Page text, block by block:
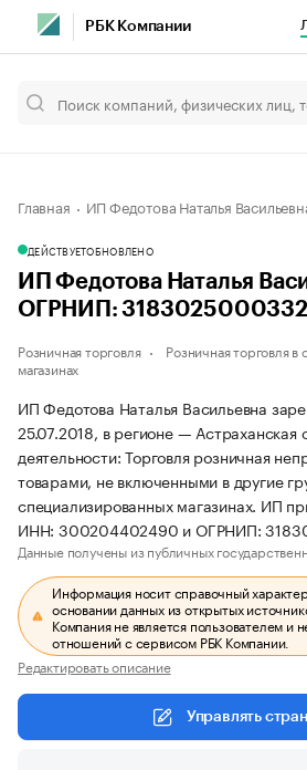
РБК Компании
Главная ИП Федотова Наталья
ДЕЙСТВУЕТОБНОВЛЕНО
ИП Федотова Наталья
ОГРНИП:
Розничная торговля
Розничная торговля
магазинах
ИП Федотова Наталья Васильевна
25.07.2018, в регионе — Астраханская
деятельности: Торговля розничная
товарами, не включенными в другие
специализированных магазинах. ИП
ИНН: 300204402490 и ОГРНИП:
Данные получены из публичных
Информация носит справочный
основании данных из открытых
Компания не является пользователем и
отношений с сервисом РБК Компании.
Редактировать описание
Управлять